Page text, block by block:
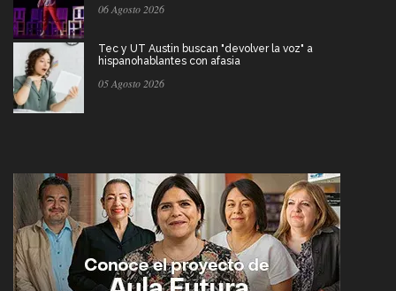
06 Agosto 2026
Tec y UT Austin buscan "devolver la voz" a
hispanohablantes con afasia
05 Agosto 2026